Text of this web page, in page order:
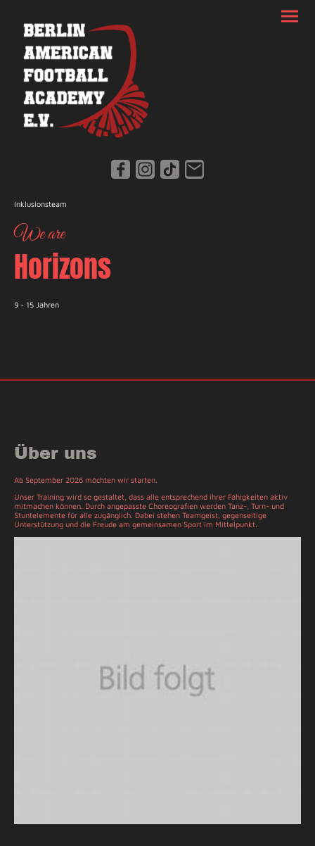
Inklusionsteam
We are
Horizons
9 - 15 Jahren
Über uns
Ab September 2026 möchten wir starten.
Unser Training wird so gestaltet, dass alle entsprechend ihrer Fähigkeiten aktiv
mitmachen können. Durch angepasste Choreografien werden Tanz-, Turn- und
Stuntelemente für alle zugänglich. Dabei stehen Teamgeist, gegenseitige
Unterstützung und die Freude am gemeinsamen Sport im Mittelpunkt.